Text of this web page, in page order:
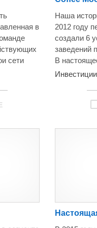
в
сети
точек.
и выгод,
Наша
2012 году
создали 6
заведений
В
входят